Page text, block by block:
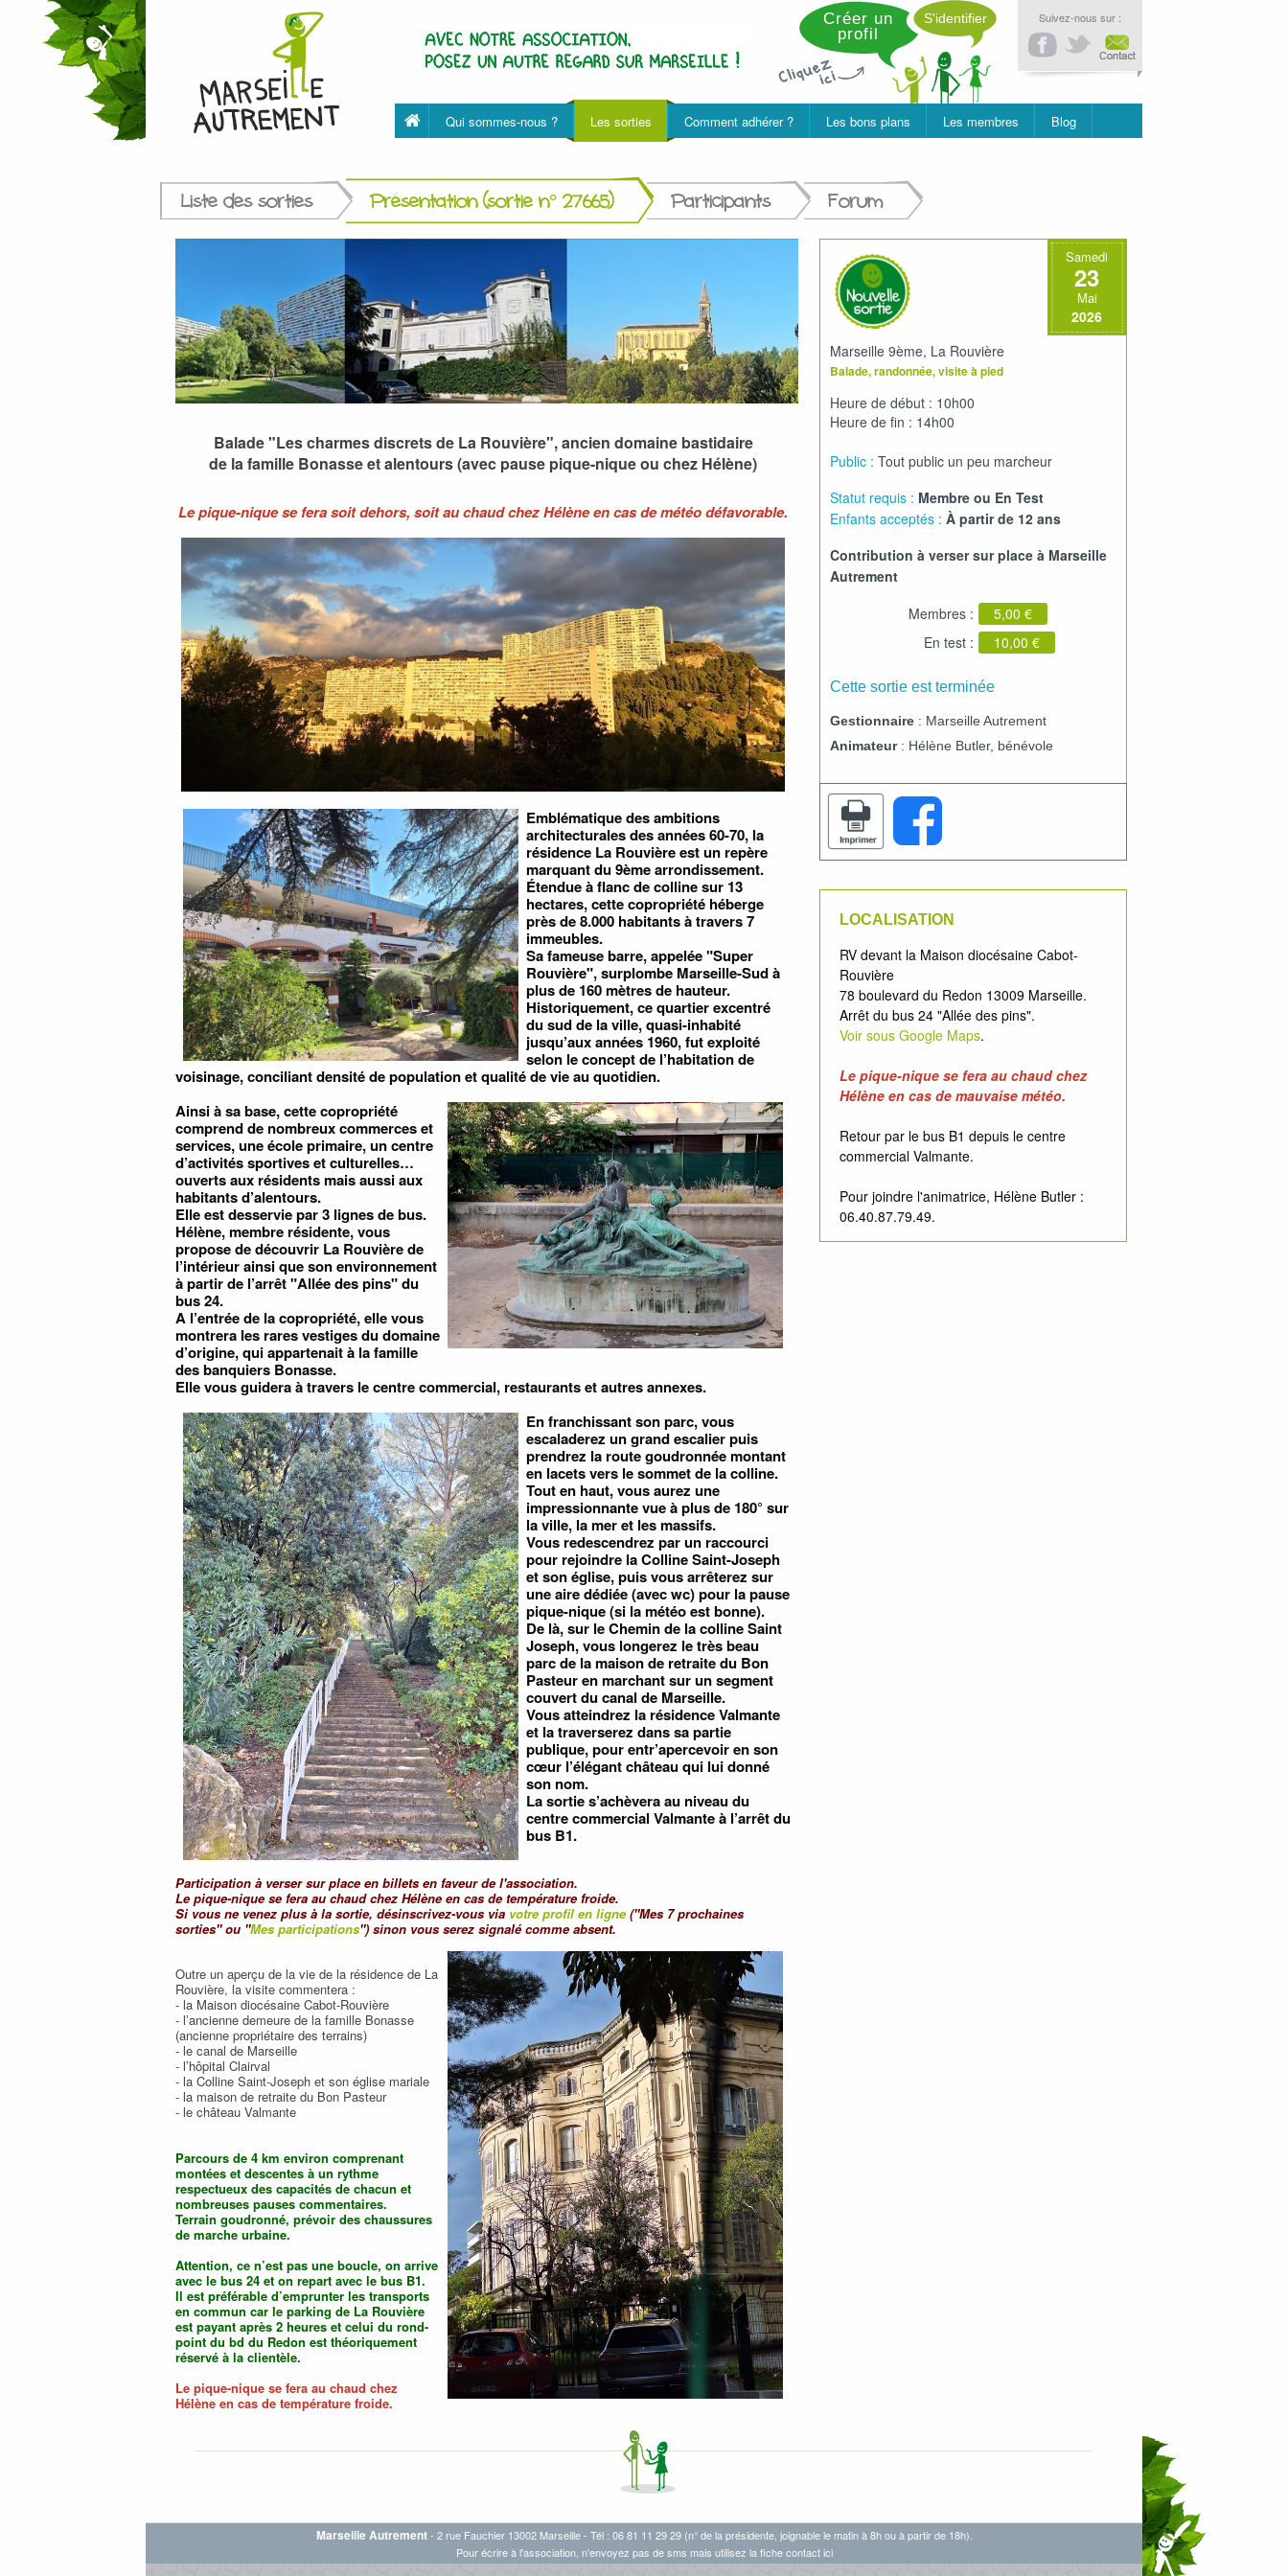
Créer un
profil
S'identifier Suivez-nous sur :
Qui sommes-nous ? Les sorties Comment adhérer ? Les bons plans Les membres Blog
Liste des sorties Présentation (sortie n° 27665) Participants Forum
Balade "Les charmes discrets de La Rouvière", ancien domaine bastidaire
de la famille Bonasse et alentours (avec pause pique-nique ou chez Hélène)
Le pique-nique se fera soit dehors, soit au chaud chez Hélène en cas de météo défavorable.
Emblématique des ambitions
architecturales des années 60-70, la
résidence La Rouvière est un repère
marquant du 9ème arrondissement.
Étendue à flanc de colline sur 13
hectares, cette copropriété héberge
près de 8.000 habitants à travers 7
immeubles.
Sa fameuse barre, appelée "Super
Rouvière", surplombe Marseille-Sud à
plus de 160 mètres de hauteur.
Historiquement, ce quartier excentré
du sud de la ville, quasi-inhabité
jusqu’aux années 1960, fut exploité
selon le concept de l’habitation de
voisinage, conciliant densité de population et qualité de vie au quotidien.
Ainsi à sa base, cette copropriété
comprend de nombreux commerces et
services, une école primaire, un centre
d’activités sportives et culturelles…
ouverts aux résidents mais aussi aux
habitants d’alentours.
Elle est desservie par 3 lignes de bus.
Hélène, membre résidente, vous
propose de découvrir La Rouvière de
l’intérieur ainsi que son environnement
à partir de l’arrêt "Allée des pins" du
bus 24.
A l’entrée de la copropriété, elle vous
montrera les rares vestiges du domaine
d’origine, qui appartenait à la famille
des banquiers Bonasse.
Elle vous guidera à travers le centre commercial, restaurants et autres annexes.
En franchissant son parc, vous
escaladerez un grand escalier puis
prendrez la route goudronnée montant
en lacets vers le sommet de la colline.
Tout en haut, vous aurez une
impressionnante vue à plus de 180° sur
la ville, la mer et les massifs.
Vous redescendrez par un raccourci
pour rejoindre la Colline Saint-Joseph
et son église, puis vous arrêterez sur
une aire dédiée (avec wc) pour la pause
pique-nique (si la météo est bonne).
De là, sur le Chemin de la colline Saint
Joseph, vous longerez le très beau
parc de la maison de retraite du Bon
Pasteur en marchant sur un segment
couvert du canal de Marseille.
Vous atteindrez la résidence Valmante
et la traverserez dans sa partie
publique, pour entr’apercevoir en son
cœur l’élégant château qui lui donné
son nom.
La sortie s’achèvera au niveau du
centre commercial Valmante à l’arrêt du
bus B1.
Participation à verser sur place en billets en faveur de l'association.
Le pique-nique se fera au chaud chez Hélène en cas de température froide.
Si vous ne venez plus à la sortie, désinscrivez-vous via votre profil en ligne("Mes 7 prochaines
sorties" ou "Mes participations") sinon vous serez signalé comme absent.
Outre un aperçu de la vie de la résidence de La
Rouvière, la visite commentera :
- la Maison diocésaine Cabot-Rouvière
- l’ancienne demeure de la famille Bonasse
(ancienne propriétaire des terrains)
- le canal de Marseille
- l’hôpital Clairval
- la Colline Saint-Joseph et son église mariale
- la maison de retraite du Bon Pasteur
- le château Valmante
Parcours de 4 km environ comprenant
montées et descentes à un rythme
respectueux des capacités de chacun et
nombreuses pauses commentaires.
Terrain goudronné, prévoir des chaussures
de marche urbaine.
Attention, ce n’est pas une boucle, on arrive
avec le bus 24 et on repart avec le bus B1.
Il est préférable d’emprunter les transports
en commun car le parking de La Rouvière
est payant après 2 heures et celui du rond-
point du bd du Redon est théoriquement
réservé à la clientèle.
Le pique-nique se fera au chaud chez
Hélène en cas de température froide.
Samedi
23
Mai
2026
Marseille 9ème, La Rouvière
Balade, randonnée, visite à pied
Heure de début : 10h00
Heure de fin : 14h00
Public : Tout public un peu marcheur
Statut requis : Membre ou En Test
Enfants acceptés : À partir de 12 ans
Contribution à verser sur place à Marseille
Autrement
Membres :
5,00 €
En test :
10,00 €
Cette sortie est terminée
Gestionnaire : Marseille Autrement
Animateur: Hélène Butler, bénévole
LOCALISATION
RV devant la Maison diocésaine Cabot-
Rouvière
78 boulevard du Redon 13009 Marseille.
Arrêt du bus 24 "Allée des pins".
Voir sous Google Maps.
Le pique-nique se fera au chaud chez
Hélène en cas de mauvaise météo.
Retour par le bus B1 depuis le centre
commercial Valmante.
Pour joindre l'animatrice, Hélène Butler :
06.40.87.79.49.
Marseille Autrement- 2 rue Fauchier 13002 Marseille - Tél : 06 81 11 29 29 (n° de la présidente, joignable le matin à 8h ou à partir de 18h).
Pour écrire à l'association, n'envoyez pas de sms mais utilisez la fichecontact ici